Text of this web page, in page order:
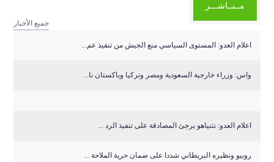
مــبــاشـــر
جميع الأخبار
اعلام العدو: المستوى السياسي منع الجيش من تنفيذ عم...
واس: وزراء خارجية السعودية ومصر وتركيا وباكستان نا...
اعلام العدو: نتنياهو يرجئ المصادقة على تنفيذ الرد ...
روبيو ونظيره البريطاني شددا على ضمان حرية الملاحة ...